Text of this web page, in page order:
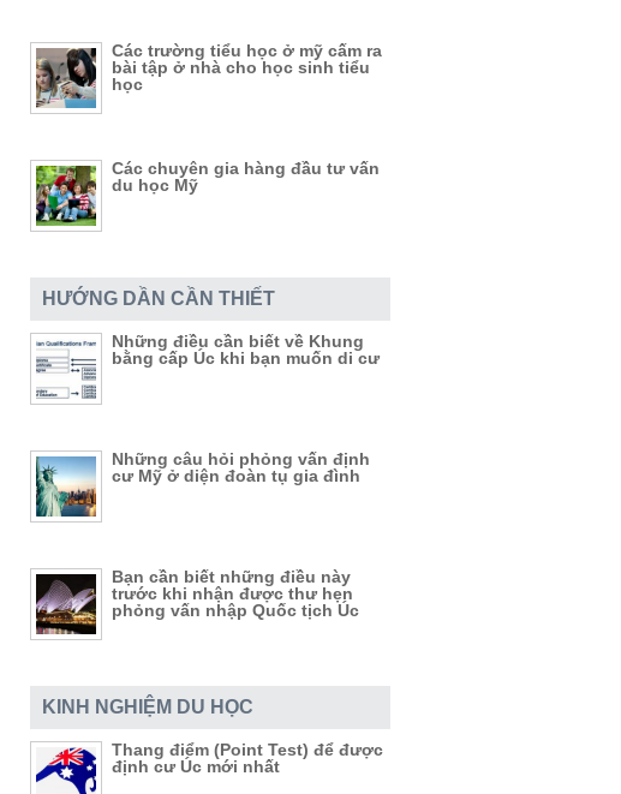
Các trường tiểu học ở mỹ cấm ra
bài tập ở nhà cho học sinh tiểu
học
Các chuyên gia hàng đầu tư vấn
du học Mỹ
HƯỚNG DẦN CẦN THIẾT
Những điều cần biết về Khung
bằng cấp Úc khi bạn muốn di cư
Những câu hỏi phỏng vấn định
cư Mỹ ở diện đoàn tụ gia đình
Bạn cần biết những điều này
trước khi nhận được thư hẹn
phỏng vấn nhập Quốc tịch Úc
KINH NGHIỆM DU HỌC
Thang điểm (Point Test) để được
định cư Úc mới nhất